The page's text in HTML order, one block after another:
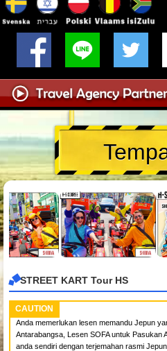
STREET KART Tour HS
CAUTION
Anda memerlukan lesen memandu Jepun
Antarabangsa, Lesen SOFA untuk Pasukan
anda sendiri dengan terjemahan rasmi